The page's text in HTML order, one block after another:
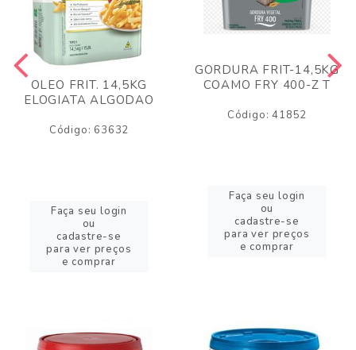
OLEO FRIT. 14,5KG
ELOGIATA ALGODAO
Código: 63632
Faça seu login
ou
cadastre-se
para ver preços
e comprar
GORDURA FRIT-14,5KG
COAMO FRY 400-Z T
Código: 41852
Faça seu login
ou
cadastre-se
para ver preços
e comprar